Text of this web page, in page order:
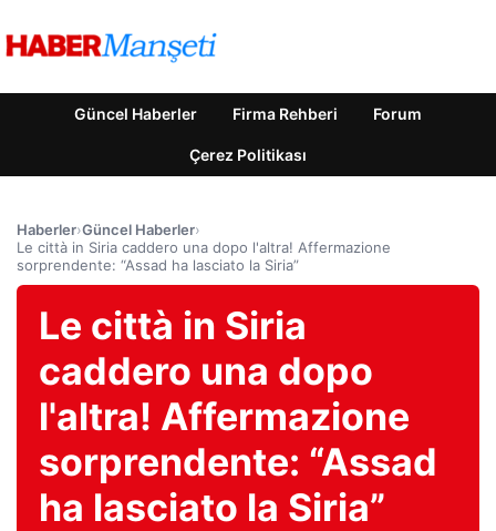
Güncel Haberler Firma Rehberi Forum
Çerez Politikası
Haberler›Güncel Haberler›
Le città in Siria caddero una dopo l'altra! Affermazione
sorprendente: “Assad ha lasciato la Siria”
Le città in Siria
caddero una dopo
l'altra! Affermazione
sorprendente: “Assad
ha lasciato la Siria”